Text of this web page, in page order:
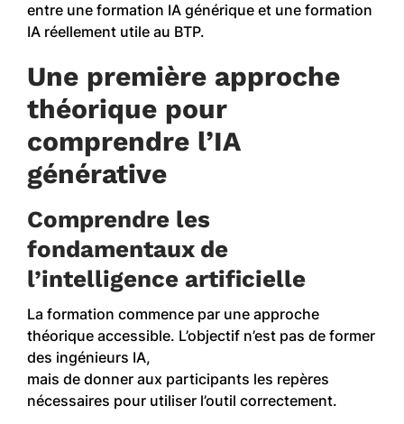
entre une formation IA générique et une formation
IA réellement utile au BTP.
Une première approche
théorique pour
comprendre l’IA
générative
Comprendre les
fondamentaux de
l’intelligence artificielle
La formation commence par une approche
théorique accessible. L’objectif n’est pas de former
des ingénieurs IA,
mais de donner aux participants les repères
nécessaires pour utiliser l’outil correctement.